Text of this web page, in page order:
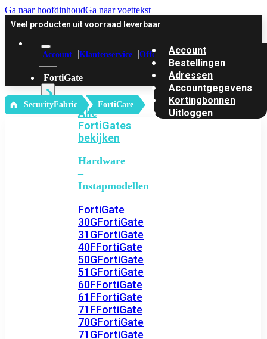
Ga naar hoofdinhoudGa naar voettekst
Veel producten uit voorraad leverbaar
Account Klantenservice Offerte
FortiGate
Alle
FortiGates
bekijken
Hardware
–
Instapmodellen
FortiGate
30GFortiGate
31GFortiGate
40FFortiGate
50GFortiGate
51GFortiGate
60FFortiGate
61FFortiGate
71FFortiGate
70GFortiGate
71GFortiGate
Account
Bestellingen
Adressen
Accountgegevens
Kortingbonnen
Uitloggen
‎ SecurityFabric FortiCare